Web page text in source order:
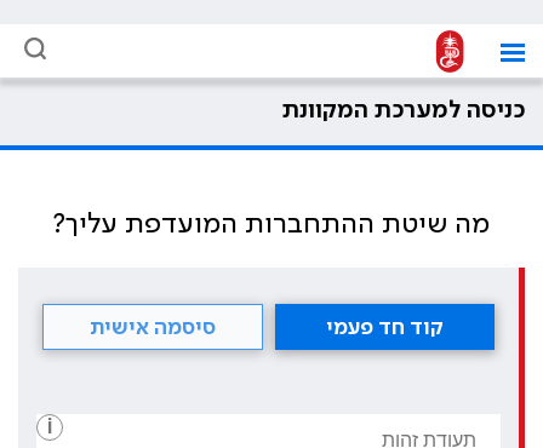
כניסה למערכת המקוונת
מה שיטת ההתחברות המועדפת עליך?
קוד חד פעמי סיסמה אישית
i